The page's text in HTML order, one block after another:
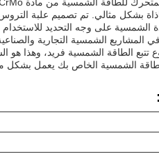
بشكل مثالي. تم تصميم علبة
المشاريع الشمسية التجارية
الشمسية الخاص بك يعمل بشكل